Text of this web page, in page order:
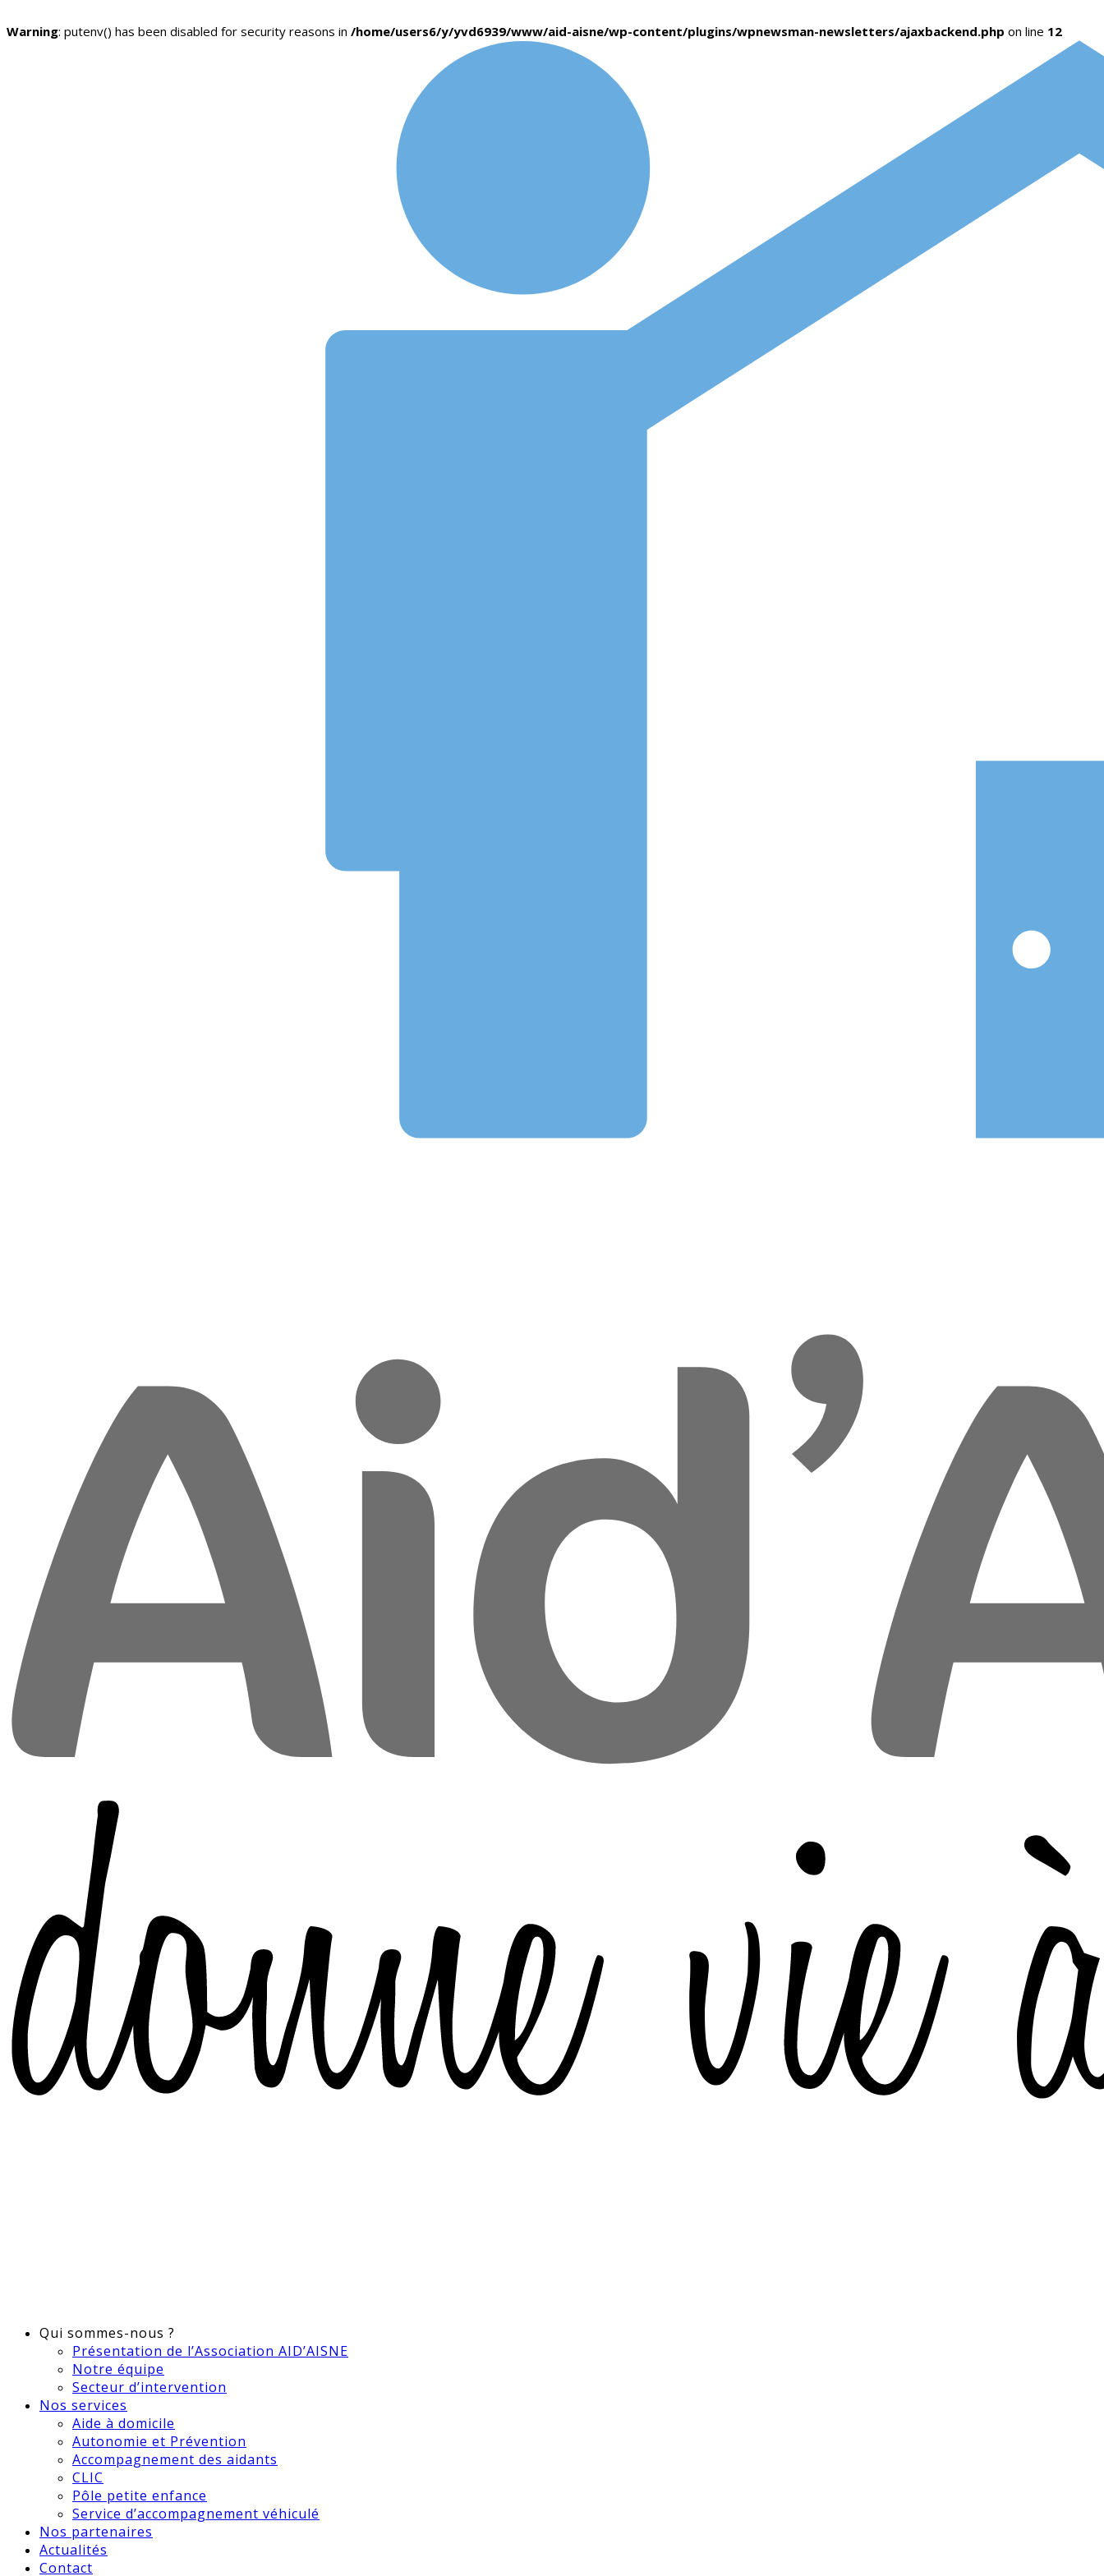
Warning: putenv() has been disabled for security reasons in /home/users6/y/yvd6939/www/aid-aisne/wp-content/plugins/wpnewsman-newsletters/ajaxbackend.php on line 12
Qui sommes-nous ?
Présentation de l’Association AID’AISNE
Notre équipe
Secteur d’intervention
Nos services
Aide à domicile
Autonomie et Prévention
Accompagnement des aidants
CLIC
Pôle petite enfance
Service d’accompagnement véhiculé
Nos partenaires
Actualités
Contact